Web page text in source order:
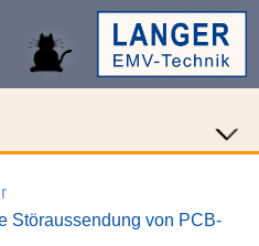
Störaussendung von PCB-